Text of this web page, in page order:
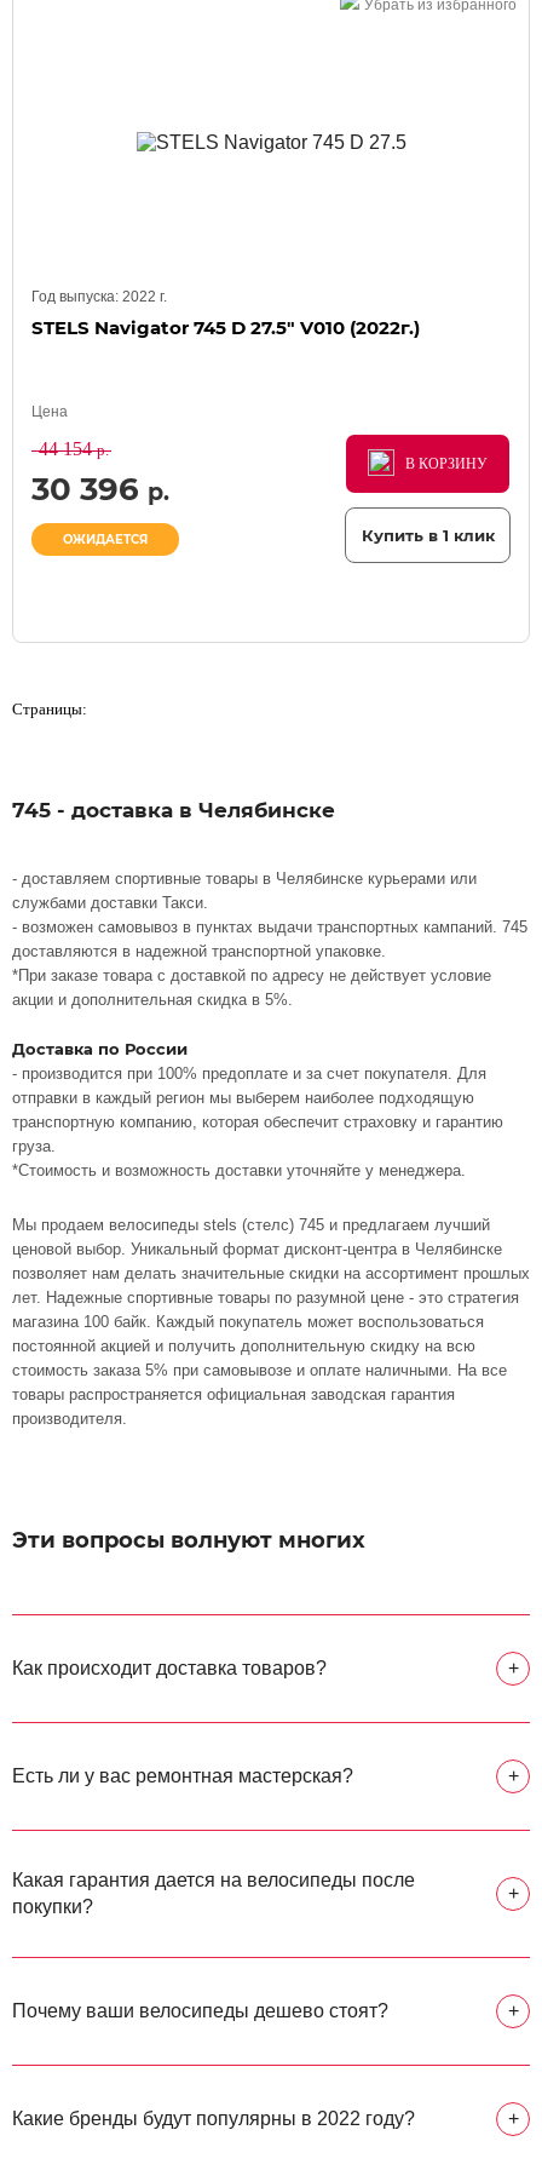
Убрать из избранного
Год выпуска: 2022 г.
STELS Navigator 745 D 27.5" V010 (2022г.)
Цена
44 154р.
30 396 р.
ОЖИДАЕТСЯ
В КОРЗИНУ
В КОРЗИНУ
В КОРЗИНУ
Купить в 1 клик
Страницы:
745 - доставка в Челябинске
- доставляем спортивные товары в Челябинске курьерами или
службами доставки Такси.
- возможен самовывоз в пунктах выдачи транспортных кампаний. 745
доставляются в надежной транспортной упаковке.
*При заказе товара с доставкой по адресу не действует условие
акции и дополнительная скидка в 5%.
Доставка по России
- производится при 100% предоплате и за счет покупателя. Для
отправки в каждый регион мы выберем наиболее подходящую
транспортную компанию, которая обеспечит страховку и гарантию
груза.
*Стоимость и возможность доставки уточняйте у менеджера.
Мы продаем велосипеды stels (стелс) 745 и предлагаем лучший
ценовой выбор. Уникальный формат дисконт-центра в Челябинске
позволяет нам делать значительные скидки на ассортимент прошлых
лет. Надежные спортивные товары по разумной цене - это стратегия
магазина 100 байк. Каждый покупатель может воспользоваться
постоянной акцией и получить дополнительную скидку на всю
стоимость заказа 5% при самовывозе и оплате наличными. На все
товары распространяется официальная заводская гарантия
производителя.
Эти вопросы волнуют многих
Как происходит доставка товаров? +
Есть ли у вас ремонтная мастерская? +
Какая гарантия дается на велосипеды после
покупки?
+
Почему ваши велосипеды дешево стоят? +
Какие бренды будут популярны в 2022 году? +